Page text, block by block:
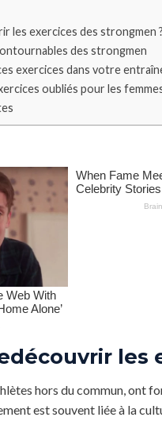
les exercices des strongmen ?
des strongmen
exercices dans votre
oubliés pour les
les
hors du commun, ont
est souvent liée à la